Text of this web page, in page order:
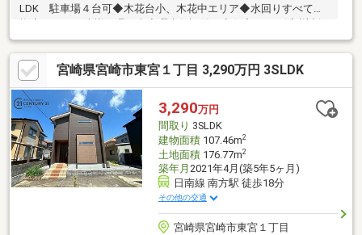
LDK 駐車場４台可◆木花台小、木花中エリア◆水回りすべて交
宮崎県宮崎市東宮１丁目 3,290万円 3SLDK
3,290万円
間取り 3SLDK
建物面積107.46m2
土地面積176.77m2
築年月 2021年4月(築5年5ヶ月)
日南線 南方駅 徒歩18分
その他の交通
宮崎県宮崎市東宮１丁目